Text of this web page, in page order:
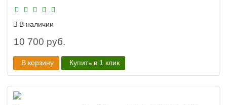
В наличии
10 700 руб.
В корзину Купить в 1 клик